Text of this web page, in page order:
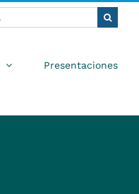
Presentaciones